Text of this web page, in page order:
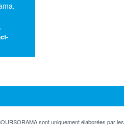
sont uniquement élaborées par